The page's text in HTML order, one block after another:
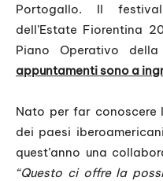
Portogallo. Il
dell’Estate Fiorentina
Piano Operativo
appuntamenti sono a
Nato per far conoscere
dei paesi
quest’anno una
“Questo ci offre la